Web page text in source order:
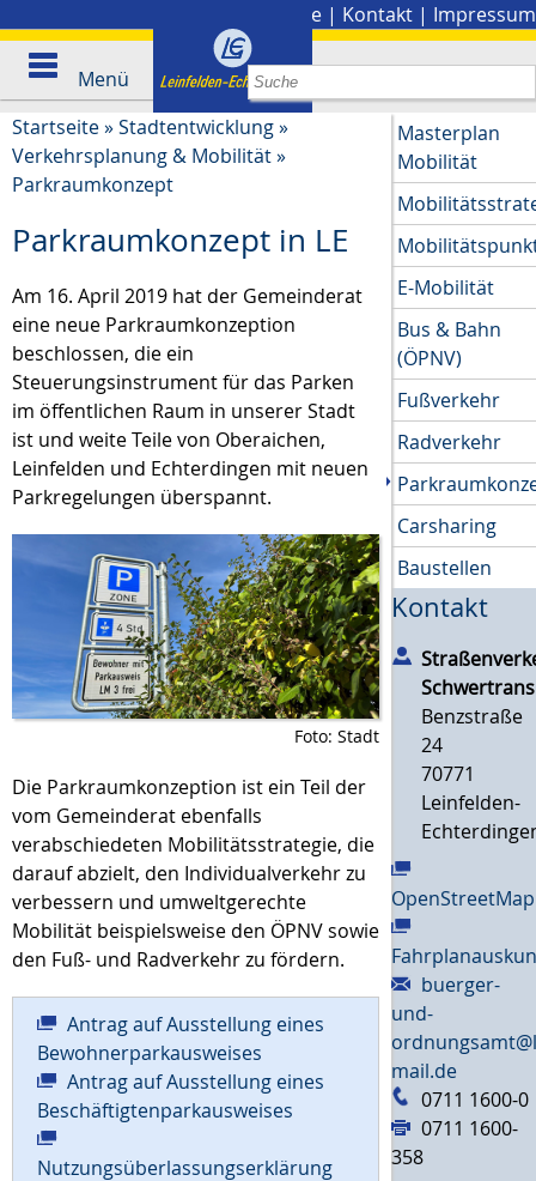
Presse | Kontakt | Impressum
Menü
Startseite»Stadtentwicklung»
Verkehrsplanung & Mobilität»
Parkraumkonzept
Parkraumkonzept in LE
Am 16. April 2019 hat der Gemeinderat
eine neue Parkraumkonzeption
beschlossen, die ein
Steuerungsinstrument für das Parken
im öffentlichen Raum in unserer Stadt
ist und weite Teile von Oberaichen,
Leinfelden und Echterdingen mit neuen
Parkregelungen überspannt.
Foto: Stadt
Die Parkraumkonzeption ist ein Teil der
vom Gemeinderat ebenfalls
verabschiedeten Mobilitätsstrategie, die
darauf abzielt, den Individualverkehr zu
verbessern und umweltgerechte
Mobilität beispielsweise den ÖPNV sowie
den Fuß- und Radverkehr zu fördern.
Antrag auf Ausstellung eines
Bewohnerparkausweises
Antrag auf Ausstellung eines
Beschäftigtenparkausweises
Nutzungsüberlassungserklärung
Masterplan
Mobilität
E-Mobilität
Bus & Bahn
(ÖPNV)
Fußverkehr
Radverkehr
Carsharing
Baustellen
Kontakt
Benzstraße
24
70771
Leinfelden-
OpenStreetMap
buerger-
und-
mail.de
0711 1600-0
0711 1600-
358